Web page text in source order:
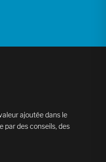
ajoutée dans le
par des conseils, des